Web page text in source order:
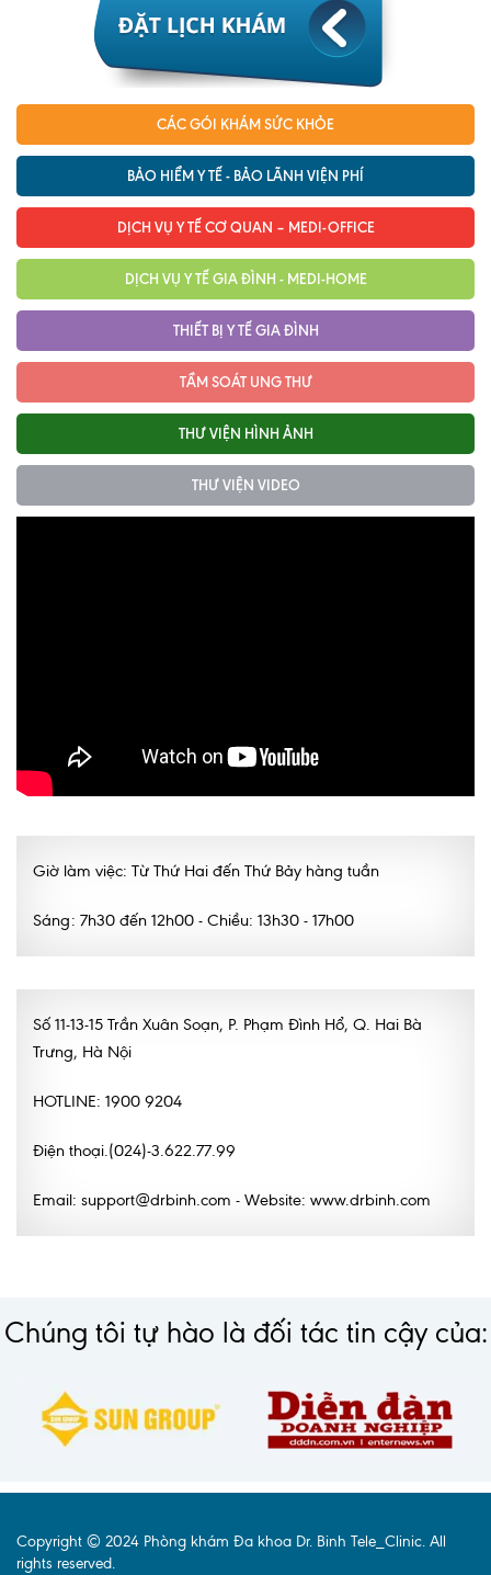
CÁC GÓI KHÁM SỨC KHỎE
BẢO HIỂM Y TẾ - BẢO LÃNH VIỆN PHÍ
DỊCH VỤ Y TẾ CƠ QUAN – MEDI-OFFICE
DỊCH VỤ Y TẾ GIA ĐÌNH - MEDI-HOME
THIẾT BỊ Y TẾ GIA ĐÌNH
TẦM SOÁT UNG THƯ
THƯ VIỆN HÌNH ẢNH
THƯ VIỆN VIDEO
Giờ làm việc: Từ Thứ Hai đến Thứ Bảy hàng tuần
Sáng: 7h30 đến 12h00 - Chiều: 13h30 - 17h00
Số 11-13-15 Trần Xuân Soạn, P. Phạm Đình Hổ, Q. Hai Bà
Trưng, Hà Nội
HOTLINE: 1900 9204
Điện thoại.(024)-3.622.77.99
Email: support@drbinh.com - Website: www.drbinh.com
Chúng tôi tự hào là đối tác tin cậy của:
Copyright © 2024 Phòng khám Đa khoa Dr. Binh Tele_Clinic. All
rights reserved.